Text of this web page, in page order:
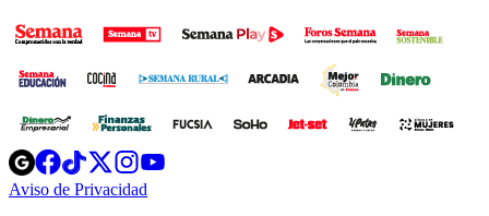
Opens
in
new
Opens
in
new
Opens
in
new
Opens
new
Aviso de Privacidad